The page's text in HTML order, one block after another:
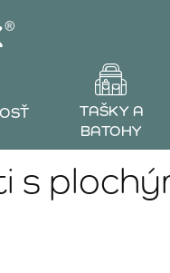
TAŠKY A
BATOHY
s